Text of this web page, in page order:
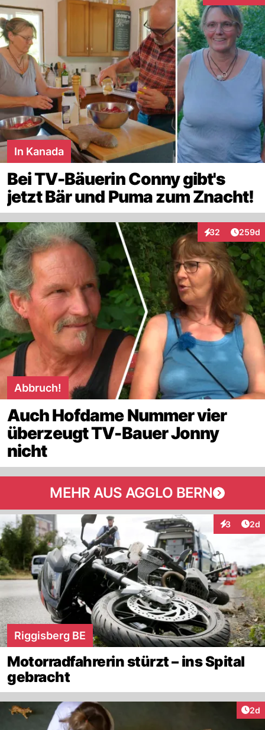
In Kanada
Bei TV-Bäuerin Conny gibt's
jetzt Bär und Puma zum Znacht!
32
Interaktionen
259d
Abbruch!
Auch Hofdame Nummer vier
überzeugt TV-Bauer Jonny
nicht
MEHR AUS AGGLO BERN
3 2d
Riggisberg BE
Motorradfahrerin stürzt – ins Spital
gebracht
2d